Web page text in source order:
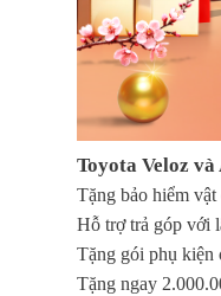
Toyota Veloz
Tặng bảo hiểm
Hỗ trợ trả góp với
Tặng gói phụ kiện
Tặng ngay